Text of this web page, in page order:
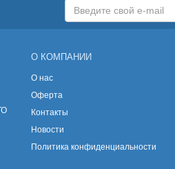
О КОМПАНИИ
О нас
Оферта
Контакты
Новости
Политика конфиденциальности